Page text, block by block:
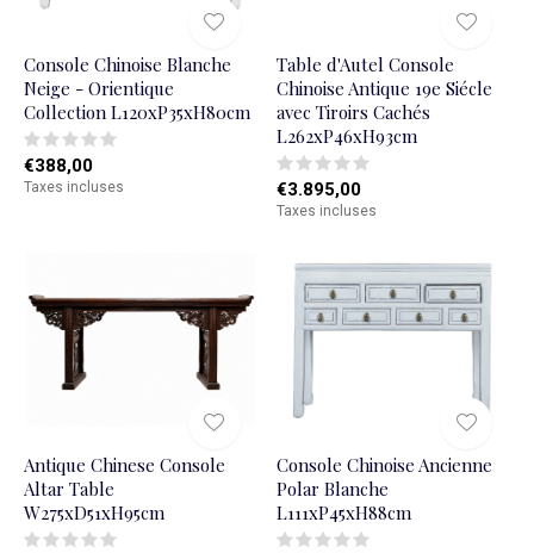
Console Chinoise Blanche
Neige - Orientique
Collection L120xP35xH80cm
€388,00
Taxes incluses
Table d'Autel Console
Chinoise Antique 19e Siécle
avec Tiroirs Cachés
L262xP46xH93cm
€3.895,00
Taxes incluses
Antique Chinese Console
Altar Table
W275xD51xH95cm
Console Chinoise Ancienne
Polar Blanche
L111xP45xH88cm